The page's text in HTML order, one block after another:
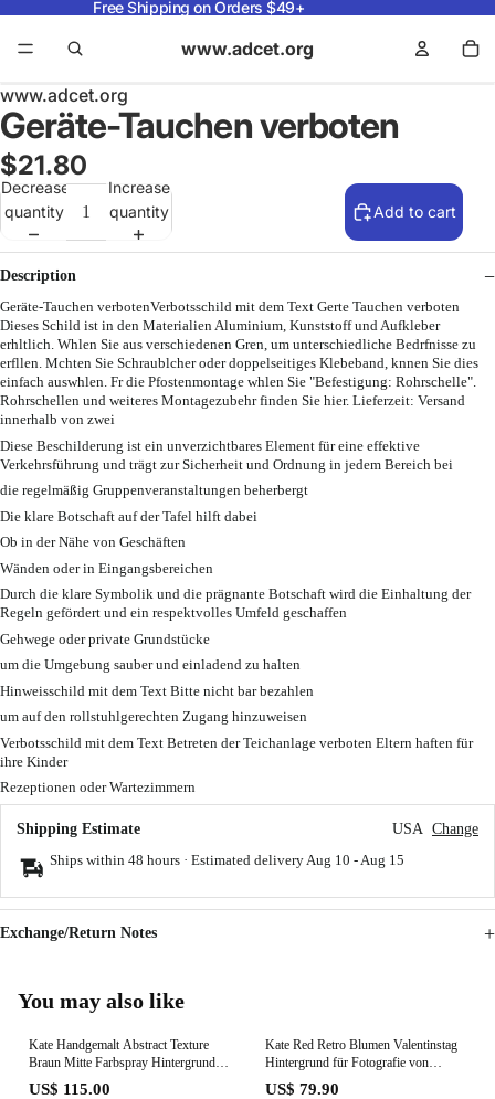
Free Shipping on Orders $49+
www.adcet.org
www.adcet.org
Geräte-Tauchen verboten
$21.80
Decrease
quantity
Increase
quantity
Add to cart
Description
Geräte-Tauchen verbotenVerbotsschild mit dem Text Gerte Tauchen verboten
Dieses Schild ist in den Materialien Aluminium, Kunststoff und Aufkleber
erhltlich. Whlen Sie aus verschiedenen Gren, um unterschiedliche Bedrfnisse zu
erfllen. Mchten Sie Schraublcher oder doppelseitiges Klebeband, knnen Sie dies
einfach auswhlen. Fr die Pfostenmontage whlen Sie "Befestigung: Rohrschelle".
Rohrschellen und weiteres Montagezubehr finden Sie hier. Lieferzeit: Versand
innerhalb von zwei
Diese Beschilderung ist ein unverzichtbares Element für eine effektive
Verkehrsführung und trägt zur Sicherheit und Ordnung in jedem Bereich bei
die regelmäßig Gruppenveranstaltungen beherbergt
Die klare Botschaft auf der Tafel hilft dabei
Ob in der Nähe von Geschäften
Wänden oder in Eingangsbereichen
Durch die klare Symbolik und die prägnante Botschaft wird die Einhaltung der
Regeln gefördert und ein respektvolles Umfeld geschaffen
Gehwege oder private Grundstücke
um die Umgebung sauber und einladend zu halten
Hinweisschild mit dem Text Bitte nicht bar bezahlen
um auf den rollstuhlgerechten Zugang hinzuweisen
Verbotsschild mit dem Text Betreten der Teichanlage verboten Eltern haften für
ihre Kinder
Rezeptionen oder Wartezimmern
Shipping Estimate USA Change
Ships within 48 hours · Estimated delivery Aug 10 - Aug 15
Exchange/Return Notes
You may also like
Kate Handgemalt Abstract Texture
Braun Mitte Farbspray Hintergrund
Leinwand
US$ 115.00
Kate Red Retro Blumen Valentinstag
Hintergrund für Fotografie von
Jerry_Sina entworfen
US$ 79.90